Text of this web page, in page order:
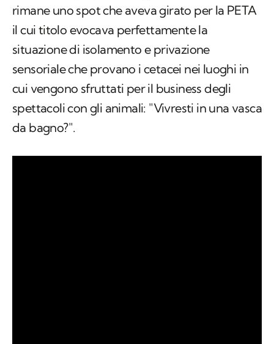
rimane uno spot che aveva girato per la PETA
il cui titolo evocava perfettamente la
situazione di isolamento e privazione
sensoriale che provano i cetacei nei luoghi in
cui vengono sfruttati per il business degli
spettacoli con gli animali: "Vivresti in una vasca
da bagno?".